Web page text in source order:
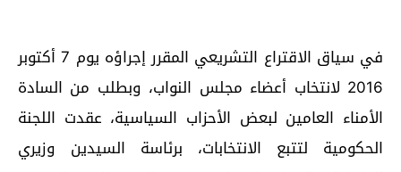
في سياق الاقتراع التشريعي المقرر إجراؤه يوم 7 أكتوبر
2016 لانتخاب أعضاء مجلس النواب، وبطلب من السادة
الأمناء العامين لبعض الأحزاب السياسية، عقدت اللجنة
الحكومية لتتبع الانتخابات، برئاسة السيدين وزيري